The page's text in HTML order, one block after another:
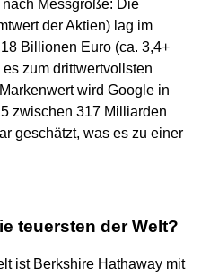
Messgröße: Die
der Aktien) lag im
Billionen Euro (ca. 3,4+
zum drittwertvollsten
wird Google in
zwischen 317 Milliarden
geschätzt, was es zu einer
teuersten der Welt?
ist Berkshire Hathaway mit